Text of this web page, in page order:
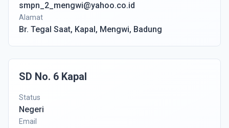
smpn_2_mengwi@yahoo.co.id
Alamat
Br. Tegal Saat, Kapal, Mengwi, Badung
SD No. 6 Kapal
Status
Negeri
Email